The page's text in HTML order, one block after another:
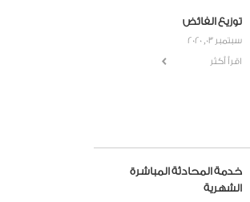
توزيع الفائض
سبتمبر 03, 2020
اقرأ أكثر
خدمة المحادثة المباشرة
الشهرية